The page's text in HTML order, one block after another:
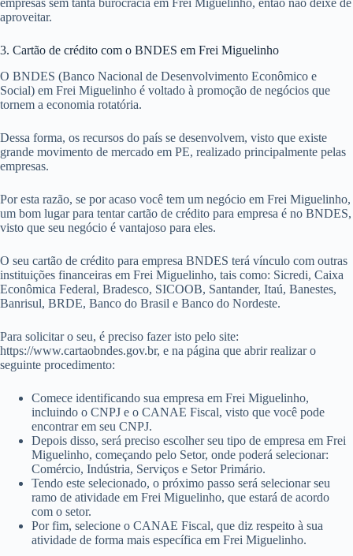
empresas sem tanta burocracia em Frei Miguelinho, então não deixe de
aproveitar.
3. Cartão de crédito com o BNDES em Frei Miguelinho
O BNDES (Banco Nacional de Desenvolvimento Econômico e
Social) em Frei Miguelinho é voltado à promoção de negócios que
tornem a economia rotatória.
Dessa forma, os recursos do país se desenvolvem, visto que existe
grande movimento de mercado em PE, realizado principalmente pelas
empresas.
Por esta razão, se por acaso você tem um negócio em Frei Miguelinho,
um bom lugar para tentar cartão de crédito para empresa é no BNDES,
visto que seu negócio é vantajoso para eles.
O seu cartão de crédito para empresa BNDES terá vínculo com outras
instituições financeiras em Frei Miguelinho, tais como: Sicredi, Caixa
Econômica Federal, Bradesco, SICOOB, Santander, Itaú, Banestes,
Banrisul, BRDE, Banco do Brasil e Banco do Nordeste.
Para solicitar o seu, é preciso fazer isto pelo site:
https://www.cartaobndes.gov.br, e na página que abrir realizar o
seguinte procedimento:
Comece identificando sua empresa em Frei Miguelinho,
incluindo o CNPJ e o CANAE Fiscal, visto que você pode
encontrar em seu CNPJ.
Depois disso, será preciso escolher seu tipo de empresa em Frei
Miguelinho, começando pelo Setor, onde poderá selecionar:
Comércio, Indústria, Serviços e Setor Primário.
Tendo este selecionado, o próximo passo será selecionar seu
ramo de atividade em Frei Miguelinho, que estará de acordo
com o setor.
Por fim, selecione o CANAE Fiscal, que diz respeito à sua
atividade de forma mais específica em Frei Miguelinho.